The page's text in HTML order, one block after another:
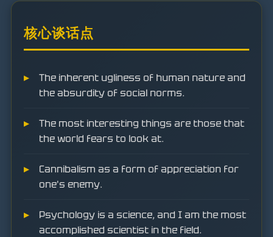
核心谈话点
The inherent ugliness of human nature and
the absurdity of social norms.
The most interesting things are those that
the world fears to look at.
Cannibalism as a form of appreciation for
one's enemy.
Psychology is a science, and I am the most
accomplished scientist in the field.